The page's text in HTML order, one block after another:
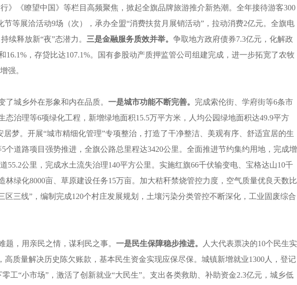
》《瞭望中国》等栏目高频聚焦，掀起全旗品牌旅游推介新热潮。全年接待游客300
等展洽活动9场（次），承办全盟“消费扶贫月展销活动”，拉动消费2亿元。全旗电
续释放新“夜”态潜力。 三是金融服务质效并举。 争取地方政府债券7.3亿元，化解政
，存贷比达107.1%。国有参股动产质押监管公司组建完成，进一步拓宽了农牧
强。
城乡外在形象和内在品质。 一是城市功能不断完善。 完成索伦街、学府街等6条市
治理等6项绿化工程，新增绿地面积15.5万平方米，人均公园绿地面积达49.9平方
居梦。开展“城市精细化管理”专项整治，打造了干净整洁、美观有序、舒适宜居的生
道路项目强势推进，全旗公路总里程达3420公里。全面推进节约集约用地，完成增
55.2公里，完成水土流失治理140平方公里。实施红旗66千伏输变电、宝格达山10千
绿化8000亩、草原建设任务15万亩。加大秸秆禁烧管控力度，空气质量优良天数比
三线”，编制完成120个村庄发展规划，土壤污染分类管控不断深化，工业固废综合
，用亲民之情，谋利民之事。 一是民生保障稳步推进。
人大代表票决的10个民生实
质量解决历史陈欠账款，基本民生资金实现应保尽保。城镇新增就业1300人，登记
工“小市场”，激活了创新就业“大民生”。支出各类救助、补助资金2.3亿元，城乡低